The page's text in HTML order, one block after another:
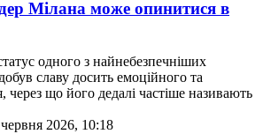
Мілана може опинитися в
одного з найнебезпечніших
славу досить емоційного та
через що його дедалі частіше називають
2026, 10:18